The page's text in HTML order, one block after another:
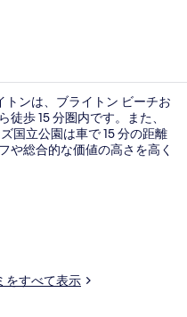
トンは、ブライトン ビーチお
歩 15 分圏内です。また、
国立公園は車で 15 分の距離
や総合的な価値の高さを高く
をすべて表示